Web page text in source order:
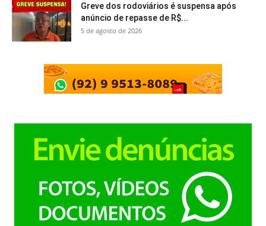
Greve dos rodoviários é suspensa após
anúncio de repasse de R$...
5 de agosto de 2026